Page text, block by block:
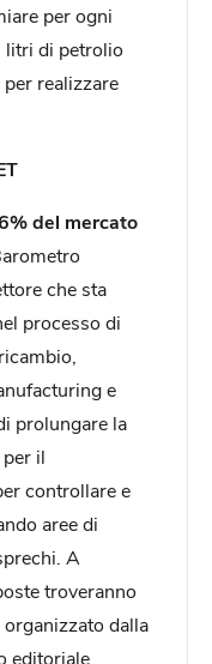
per ogni
litri di petrolio
realizzare
del mercato
che sta
processo di
e
prolungare la
il
controllare e
aree di
A
troveranno
organizzato dalla
editoriale